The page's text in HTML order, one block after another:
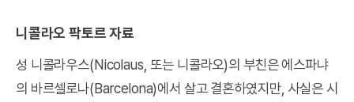
니콜라오 팍토르 자료
성 니콜라우스(Nicolaus, 또는 니콜라오)의 부친은 에스파냐
의 바르셀로나(Barcelona)에서 살고 결혼하였지만, 사실은 시